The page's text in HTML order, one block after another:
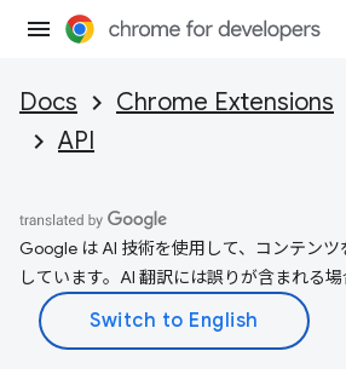
Docs Chrome Extensions
API
Google は AI 技術を使用して、コンテン
しています。AI 翻訳には誤りが含まれる場